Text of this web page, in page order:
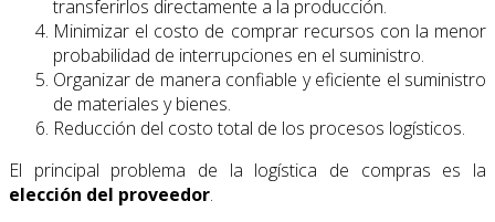
transferirlos directamente a la producción.
Minimizar el costo de comprar recursos con la menor
probabilidad de interrupciones en el suministro.
Organizar de manera confiable y eficiente el suministro
de materiales y bienes.
Reducción del costo total de los procesos logísticos.
El principal problema de la logística de compras es la
elección del proveedor.